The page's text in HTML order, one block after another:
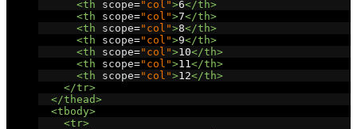
<th
scope="col">6</th>
<th
scope="col">7</th>
<th
scope="col">8</th>
<th
scope="col">9</th>
<th
scope="col">10</th>
<th
scope="col">11</th>
<th
scope="col">12</th>
</tr>
</thead>
<tbody>
<tr>